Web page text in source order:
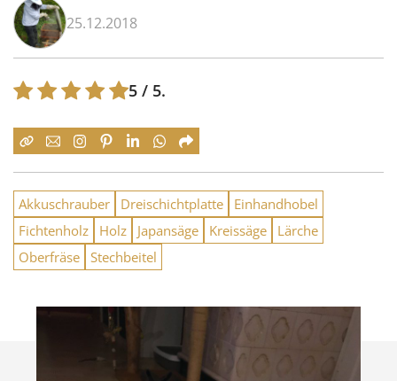
25.12.2018
5 / 5.
Akkuschrauber Dreischichtplatte
Einhandhobel
Fichtenholz
Holz Japansäge Kreissäge
Lärche
Oberfräse Stechbeitel